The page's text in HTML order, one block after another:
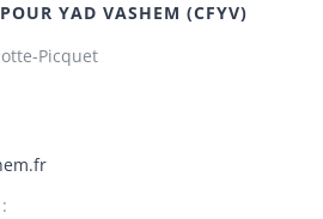
YAD VASHEM (CFYV)
Picquet